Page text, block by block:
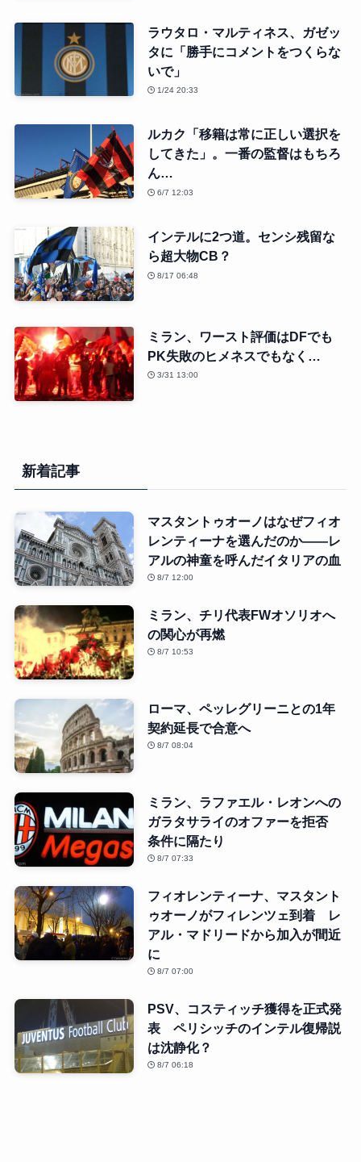
ラウタロ・マルティネス、ガゼッ
タに「勝手にコメントをつくらな
いで」
1/24 20:33
ルカク「移籍は常に正しい選択を
してきた」。一番の監督はもちろ
ん…
6/7 12:03
インテルに2つ道。センシ残留な
ら超大物CB？
8/17 06:48
ミラン、ワースト評価はDFでも
PK失敗のヒメネスでもなく…
3/31 13:00
新着記事
マスタントゥオーノはなぜフィオ
レンティーナを選んだのか――レ
アルの神童を呼んだイタリアの血
8/7 12:00
ミラン、チリ代表FWオソリオへ
の関心が再燃
8/7 10:53
ローマ、ペッレグリーニとの1年
契約延長で合意へ
8/7 08:04
ミラン、ラファエル・レオンへの
ガラタサライのオファーを拒否
条件に隔たり
8/7 07:33
フィオレンティーナ、マスタント
ゥオーノがフィレンツェ到着 レ
アル・マドリードから加入が間近
に
8/7 07:00
PSV、コスティッチ獲得を正式発
表 ペリシッチのインテル復帰説
は沈静化？
8/7 06:18